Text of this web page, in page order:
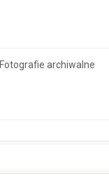
Fotografie archiwalne